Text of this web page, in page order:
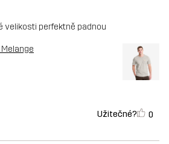
velikosti perfektně padnou
Užitečné? 0